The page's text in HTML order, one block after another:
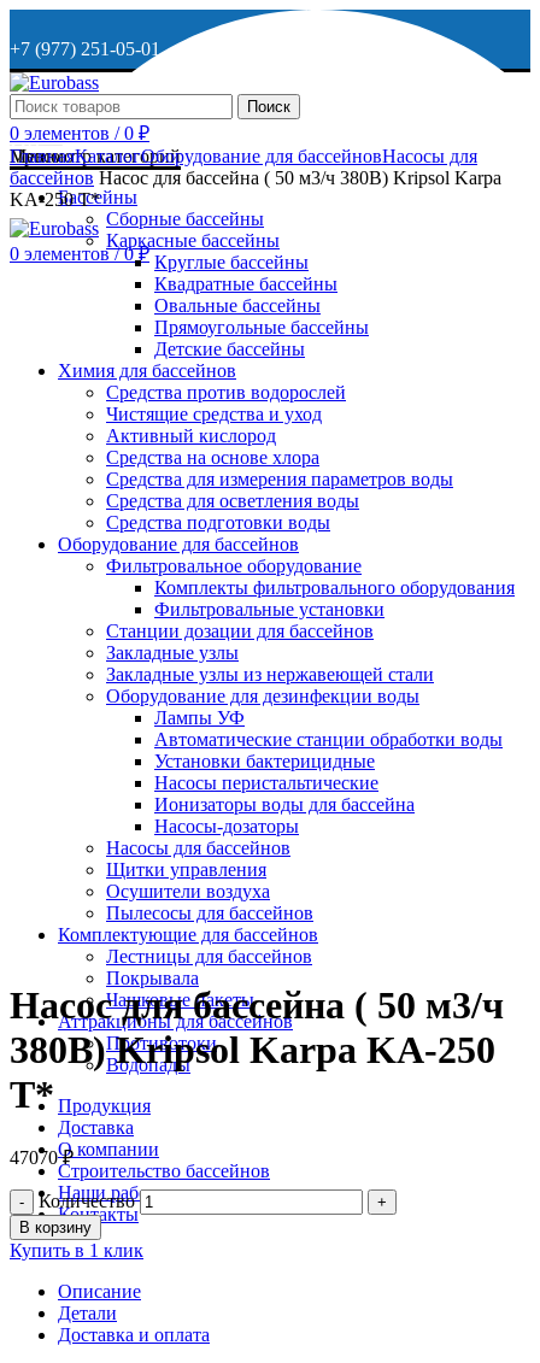
+7 (977) 251-05-01
+7 (929) 615-63-95
МО, г. Дмитров, ул. Веретенникова, д. 9
ОСТАВИТЬ ЗАЯВКУ
+7 (977) 251-05-01
Поиск
0 элементов / 0 ₽
Меню
0 элементов / 0₽
Просмотр категорий
Бассейны
Сборные бассейны
Каркасные бассейны
Круглые бассейны
Квадратные бассейны
Овальные бассейны
Прямоугольные бассейны
Детские бассейны
Химия для бассейнов
Средства против водорослей
Чистящие средства и уход
Активный кислород
Средства на основе хлора
Средства для измерения параметров воды
Средства для осветления воды
Средства подготовки воды
Оборудование для бассейнов
Фильтровальное оборудование
Комплекты фильтровального оборудования
Фильтровальные установки
Станции дозации для бассейнов
Закладные узлы
Закладные узлы из нержавеющей стали
Оборудование для дезинфекции воды
Лампы УФ
Автоматические станции обработки воды
Установки бактерицидные
Насосы перистальтические
Ионизаторы воды для бассейна
Насосы-дозаторы
Насосы для бассейнов
Щитки управления
Осушители воздуха
Пылесосы для бассейнов
Комплектующие для бассейнов
Лестницы для бассейнов
Покрывала
Чашковые пакеты
Аттракционы для бассейнов
Противотоки
Водопады
Продукция
Доставка
О компании
Строительство бассейнов
Наши работы
Контакты
ГлавнаяКаталогОборудование для бассейновНасосы для
бассейнов Насос для бассейна ( 50 м3/ч 380В) Kripsol Karpa
KA-250 Т*
Насос для бассейна ( 50 м3/ч
380В) Kripsol Karpa KA-250
Т*
47070₽
Количество
В корзину
Купить в 1 клик
Описание
Детали
Доставка и оплата